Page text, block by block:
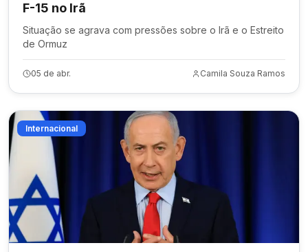
F-15 no Irã
Situação se agrava com pressões sobre o Irã e o Estreito
de Ormuz
05 de abr. Camila Souza Ramos
Internacional